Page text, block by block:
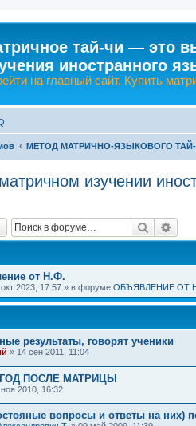
тай-чи — это
иностранного
на главный сайт. Купить
МЕТОД МАТРИЧНО-ЯЗЫКОВОГО
изучении
Поиск
от Н.Ф.
2023, 17:57 » в форуме ОБЪЯВЛЕНИЕ ОТ
результаты, говорят ученики
» 14 сен 2011, 11:04
ПОСЛЕ МАТРИЦЫ
ноя 2010, 16:32
вопросы и ответы на них)